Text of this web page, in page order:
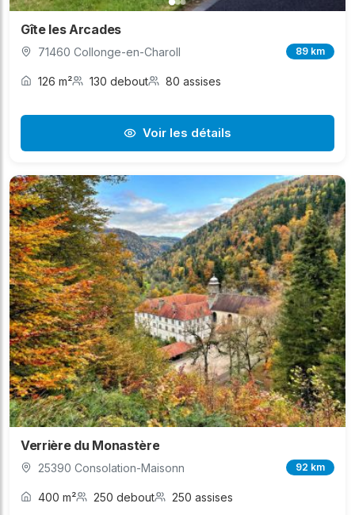
Gîte les Arcades
71460 Collonge-en-Charoll 89 km
126 m² 130 debout 80 assises
Voir les détails
Verrière du Monastère
25390 Consolation-Maisonn 92 km
400 m² 250 debout 250 assises